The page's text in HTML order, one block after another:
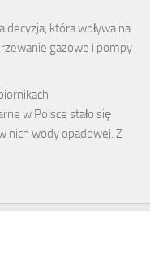
która wpływa na
gazowe i pompy
w Polsce stało się
nich wody opadowej. Z